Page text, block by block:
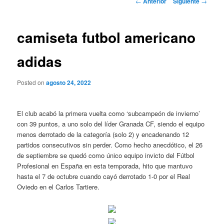
camiseta futbol americano
adidas
Posted onagosto 24, 2022
El club acabó la primera vuelta como ‘subcampeón de invierno’
con 39 puntos, a uno solo del líder Granada CF, siendo el equipo
menos derrotado de la categoría (solo 2) y encadenando 12
partidos consecutivos sin perder. Como hecho anecdótico, el 26
de septiembre se quedó como único equipo invicto del Fútbol
Profesional en España en esta temporada, hito que mantuvo
hasta el 7 de octubre cuando cayó derrotado 1-0 por el Real
Oviedo en el Carlos Tartiere.